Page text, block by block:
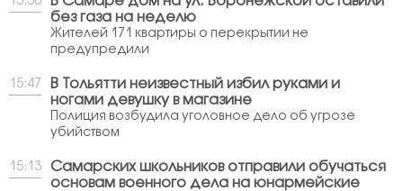
без газа на неделю
Жителей 171 квартиры о перекрытии не
предупредили
15:47
В Тольятти неизвестный избил руками и
ногами девушку в магазине
Полиция возбудила уголовное дело об угрозе
убийством
15:13
Самарских школьников отправили обучаться
основам военного дела на юнармейские